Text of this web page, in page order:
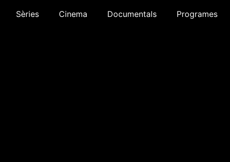
Sèries Cinema Documentals Programes